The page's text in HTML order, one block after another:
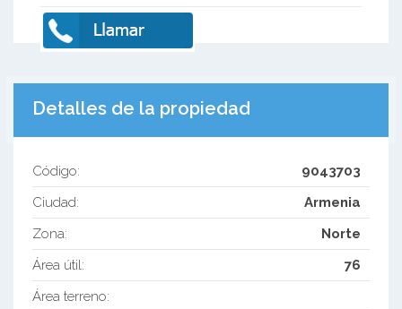
Detalles de la propiedad
Código:
9043703
Ciudad:
Armenia
Zona:
Norte
Área útil:
76
Área terreno: